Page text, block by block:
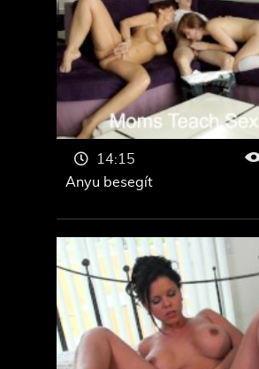
Anyu besegít
14:15